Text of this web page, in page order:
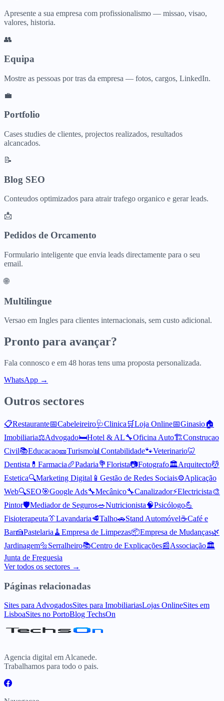
Apresente a sua empresa com profissionalismo — missao, visao,
valores, historia.
👥
Equipa
Mostre as pessoas por tras da empresa — fotos, cargos, LinkedIn.
💼
Portfolio
Cases studies de clientes, projectos realizados, resultados
alcancados.
📝
Blog SEO
Conteudos optimizados para atrair trafego organico e gerar leads.
📩
Pedidos de Orcamento
Formulario inteligente que envia leads directamente para o seu
email.
🌐
Multilingue
Versao em Ingles para clientes internacionais, sem custo adicional.
Pronto para avançar?
Fala connosco e em 48 horas tens uma proposta personalizada.
WhatsApp →
Outros sectores
📋Restaurante📅Cabeleireiro🩺Clinica 🛒Loja Online📅Ginasio🏠
Imobiliaria⚖️Advogado🛏️Hotel & AL🔧Oficina Auto🏗️Construcao
Civil📚Educacao🎫Turismo📊 Contabilidade🐾Veterinario🦷
Dentista 💊 Farmacia🥖Padaria💐Florista📷Fotografo🏛️Arquitecto💆
Estetica🔍Marketing Digital 📱 Gestão de Redes Sociais⚙️Aplicação
Web🔍SEO🎯Google Ads🔧Mecânico🔧Canalizador⚡Electricista🎨
Pintor🛡️Mediador de Seguros🥗Nutricionista🧠Psicólogo💪
Fisioterapeuta👔Lavandaria🥩Talho🚗Stand Automóvel☕Café e
Bar🍰Pastelaria 🧹 Empresa de Limpezas📦Empresa de Mudanças🌿
Jardinagem🔩Serralheiro📚Centro de Explicações📰Associação🏛️
Junta de Freguesia
Ver todos os sectores →
Páginas relacionadas
Sites para AdvogadosSites para ImobiliariasLojas OnlineSites em
LisboaSites no PortoBlog TechsOn
Agencia digital em Alcanede.
Trabalhamos para todo o pais.